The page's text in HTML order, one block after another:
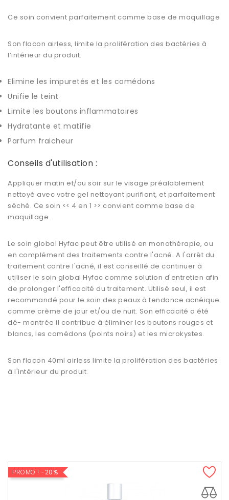
Ce soin convient parfaitement comme base de maquillage
Son flacon airless, limite la prolifération des bactéries à
l’intérieur du produit.
Elimine les impuretés et les comédons
Unifie le teint
Limite les boutons inflammatoires
Hydratante et matifie
Parfum fraicheur
Conseils d'utilisation :
Appliquer matin et/ou soir sur le visage préalablement
nettoyé avec votre gel nettoyant purifiant, et parfaitement
séché. Ce soin << 4 en 1 >> convient comme base de
maquillage.
Le soin global Hyfac peut être utilisé en monothérapie, ou
en complément des traitements contre l'acné. A l'arrêt du
traitement contre l'acné, il est conseillé de continuer à
utiliser le soin global Hyfac comme solution d'entretien afin
de prolonger l'efficacité du traitement. Utilisé seul, il est
recommandé pour le soin des peaux à tendance acnéique
comme crème de jour et/ou de nuit. Son efficacité a été
dé- montrée il contribue à éliminer les boutons rouges et
blancs, les comédons (points noirs) et les microkystes.
Son flacon 40ml airless limite la prolifération des bactéries
à l'intérieur du produit.
PROMO ! -20%